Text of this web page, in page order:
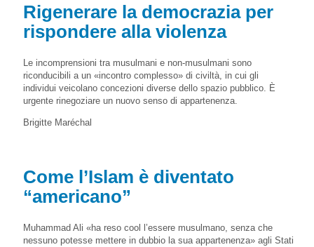
Rigenerare la democrazia per
rispondere alla violenza
Le incomprensioni tra musulmani e non-musulmani sono
riconducibili a un «incontro complesso» di civiltà, in cui gli
individui veicolano concezioni diverse dello spazio pubblico. È
urgente rinegoziare un nuovo senso di appartenenza.
Brigitte Maréchal
Come l’Islam è diventato
“americano”
Muhammad Ali «ha reso cool l’essere musulmano, senza che
nessuno potesse mettere in dubbio la sua appartenenza» agli Stati